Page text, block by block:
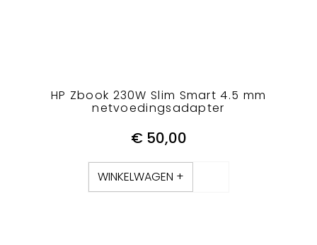
HP Zbook 230W Slim Smart 4.5 mm
netvoedingsadapter
€50,00
WINKELWAGEN +